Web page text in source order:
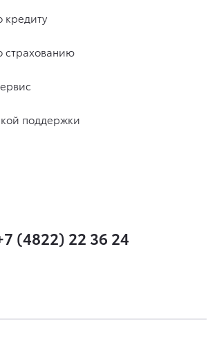
кредиту
страхованию
поддержки
(4822) 22 36 24